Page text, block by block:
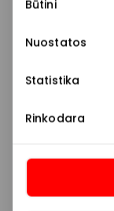
pasirinkimas
Būtini
Nuostatos
Statistika
Rinkodara
rasite tokius
optikose
skirtumą.
•
suveršime
laikotarpį.
100 %